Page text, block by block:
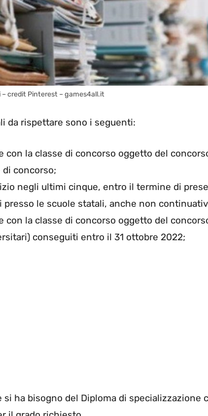
credit Pinterest – games4all.it
da rispettare sono i seguenti:
con la classe di concorso oggetto del
di concorso;
negli ultimi cinque, entro il termine di
presso le scuole statali, anche non
con la classe di concorso oggetto del
conseguiti entro il 31 ottobre 2022;
ha bisogno del Diploma di specializzazione